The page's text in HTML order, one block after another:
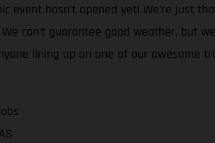
event hasn’t opened yet! We’re just
can’t guarantee good weather, but
lining up on one of our awesome